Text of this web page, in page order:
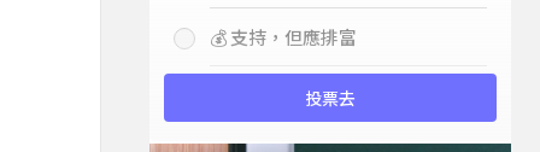
💰 支持，但應排富
投票去